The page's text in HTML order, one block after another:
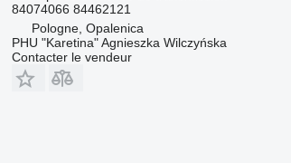
84074066 84462121
Pologne, Opalenica
PHU "Karetina" Agnieszka Wilczyńska
Contacter le vendeur